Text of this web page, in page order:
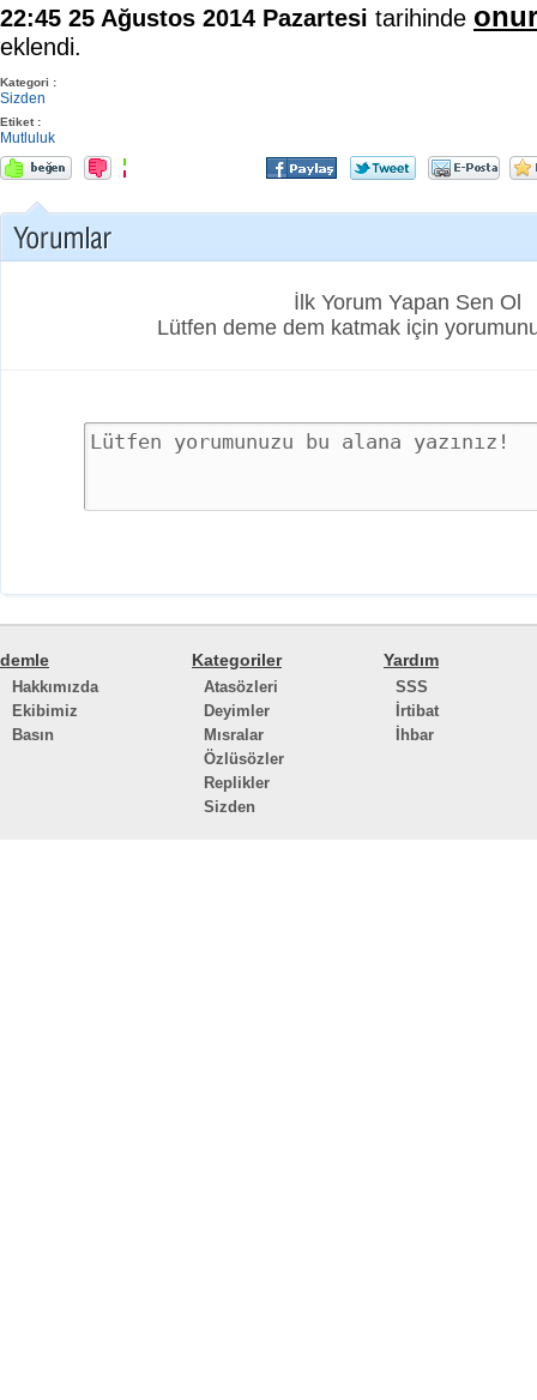
22:45 25 Ağustos 2014 Pazartesi tarihinde
eklendi.
Kategori :
Sizden
Etiket :
Mutluluk
İlk Yorum Yapan Sen Ol
Lütfen deme dem katmak için
demle
Hakkımızda
Ekibimiz
Basın
Kategoriler
Atasözleri
Deyimler
Mısralar
Özlüsözler
Replikler
Sizden
Yardım
SSS
İrtibat
İhbar